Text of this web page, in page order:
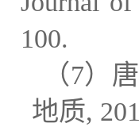
100.
（7）
地质,